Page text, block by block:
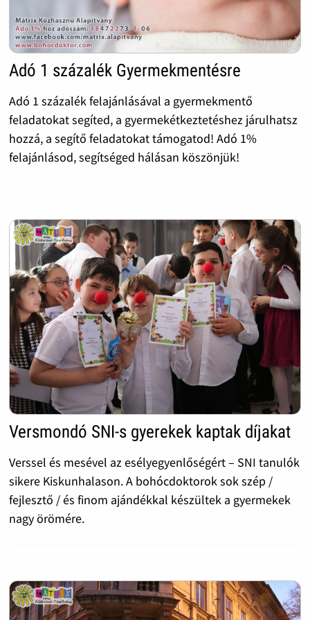
Adó 1 százalék Gyermekmentésre
Adó 1 százalék felajánlásával a gyermekmentő
feladatokat segíted, a gyermekétkeztetéshez járulhatsz
hozzá, a segítő feladatokat támogatod! Adó 1%
felajánlásod, segítséged hálásan köszönjük!
Versmondó SNI-s gyerekek kaptak díjakat
Verssel és mesével az esélyegyenlőségért – SNI tanulók
sikere Kiskunhalason. A bohócdoktorok sok szép /
fejlesztő / és finom ajándékkal készültek a gyermekek
nagy örömére.